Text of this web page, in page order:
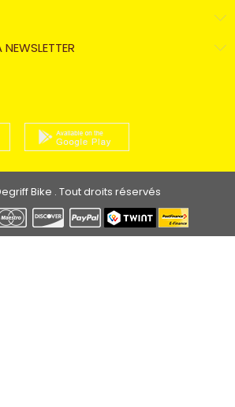
Bike . Tout droits réservés